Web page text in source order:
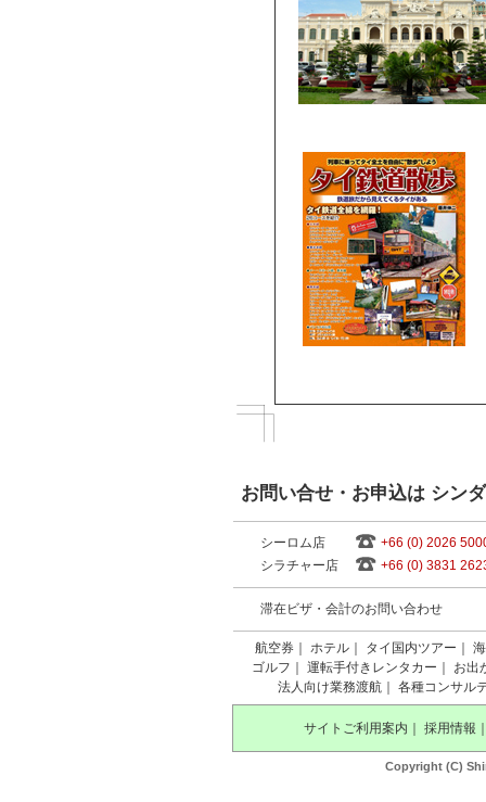
お問い合せ・お申込は シン
シーロム店
+66 (0) 2026
シラチャー店
+66 (0) 3831
滞在ビザ・会計のお問い合わせ
航空券 ホテル タイ国内ツアー
ゴルフ
運転手付きレンタカー
お出
法人向け業務渡航
各種コンサル
サイトご利用案内 採用情報
Copyright (C)